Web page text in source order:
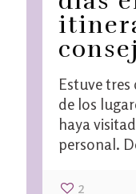
Estuve tres
de los
haya
personal.
2